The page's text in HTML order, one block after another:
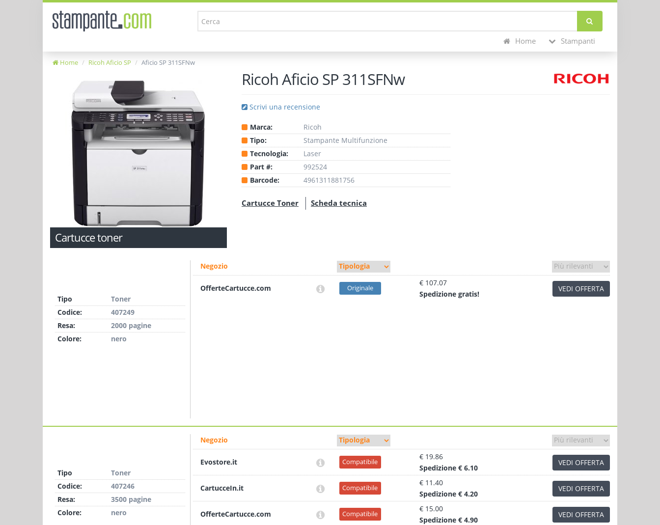
Home Stampanti
Home Ricoh Aficio SP Aficio SP 311SFNw
Ricoh Aficio SP 311SFNw
Scrivi una recensione
Marca:
Ricoh
Tipo:
Stampante Multifunzione
Tecnologia:
Laser
Part #:
992524
Barcode:
4961311881756
Cartucce Toner Scheda tecnica
Cartucce toner
Tipo
Toner
Codice:
407249
Resa:
2000 pagine
Colore:
nero
Negozio
OfferteCartucce.com Originale
€ 107.07
Spedizione gratis!
VEDI OFFERTA
Tipo
Toner
Codice:
407246
Resa:
3500 pagine
Colore:
nero
Negozio
Evostore.it Compatibile
€ 19.86
Spedizione € 6.10
VEDI OFFERTA
CartucceIn.it Compatibile
€ 11.40
Spedizione € 4.20
VEDI OFFERTA
OfferteCartucce.com Compatibile
€ 15.00
Spedizione € 4.90
VEDI OFFERTA